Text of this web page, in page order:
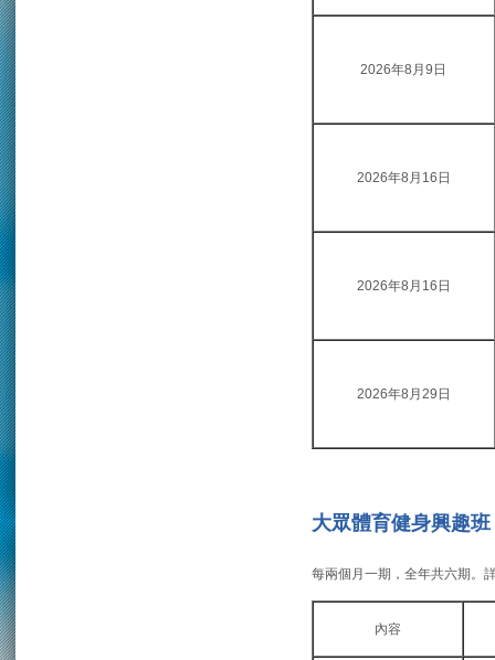
2026年8月9日
2026年8月16日
2026年8月16日
2026年8月29日
大眾體育健身興趣班
每兩個月一期，全年共六期。
內容